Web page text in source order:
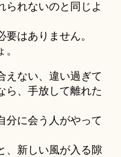
られないのと同じよ
はありません。
えない、違い過ぎて
ら、手放して離れた
分に会う人がやって
、新しい風が入る隙